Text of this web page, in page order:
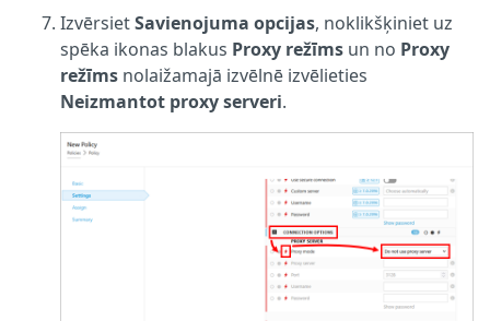
IzvērsietSavienojuma opcijas, noklikšķiniet uz
spēka ikonas blakus Proxy režīms un no Proxy
režīms nolaižamajā izvēlnē izvēlieties
Neizmantot proxy serveri.